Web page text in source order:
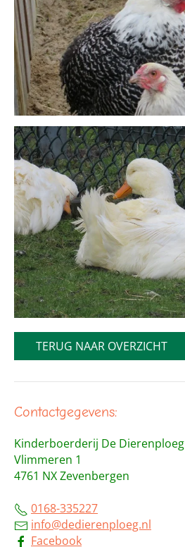
TERUG NAAR OVERZICHT
Contactgegevens:
Kinderboerderij De Dierenploeg
Vlimmeren 1
4761 NX Zevenbergen
0168-335227
info@dedierenploeg.nl
Facebook